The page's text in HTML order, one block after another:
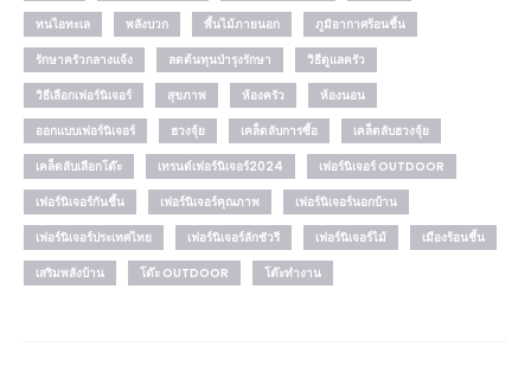
ทนไอทะเล
พลังบวก พื้นไม้ภายนอก
ภูมิอากาศร้อนชื้น
รักษาครัวกลางแจ้ง
ลดต้นทุนบำรุงรักษา
วิธีดูแลครัว
วิธีเลือกเฟอร์นิเจอร์
สุขภาพ ห้องครัว
ห้องนอน
ออกแบบเฟอร์นิเจอร์
ฮวงจุ้ย เคล็ดลับการซื้อ
เคล็ดลับฮวงจุ้ย
เคล็ดลับเลือกโต๊ะ
เทรนด์เฟอร์นิเจอร์2024
เฟอร์นิเจอร์ OUTDOOR
เฟอร์นิเจอร์กันชื้น
เฟอร์นิเจอร์คุณภาพ
เฟอร์นิเจอร์นอกบ้าน
เฟอร์นิเจอร์ประเทศไทย
เฟอร์นิเจอร์ลักชัวรี เฟอร์นิเจอร์ไม้
เมืองร้อนชื้น
เสริมพลังบ้าน
โต๊ะ OUTDOOR โต๊ะทำงาน